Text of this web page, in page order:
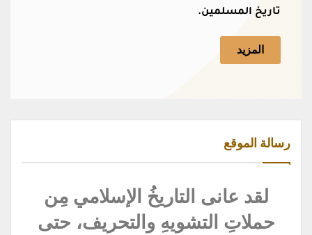
تاريخ المسلمين.
المزيد
رسالة الموقع
لقد عانى التاريخُ الإسلامي مِن
حملاتِ التشويهِ والتحريف، حتى